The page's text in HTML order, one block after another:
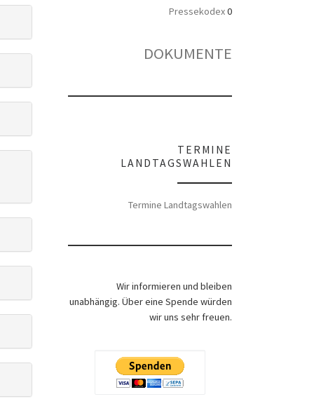
Pressekodex0
DOKUMENTE
TERMINE
LANDTAGSWAHLEN
Termine Landtagswahlen
Wir informieren und bleiben
unabhängig. Über eine Spende würden
wir uns sehr freuen.